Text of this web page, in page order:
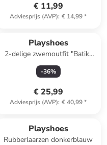
€ 11,99
Adviesprijs (AVP): € 14,99*
Playshoes
2-delige zwemoutfit "Batik"
lichtroze/blauw
-36%
€ 25,99
Adviesprijs (AVP): € 40,99*
Playshoes
Rubberlaarzen donkerblauw